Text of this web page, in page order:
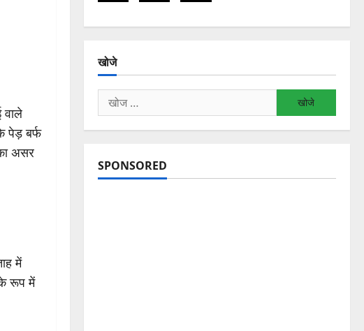
पेड़ बर्फ
असर
में
के रूप में
खोजे
निम्न
को
खोजें:
SPONSORED